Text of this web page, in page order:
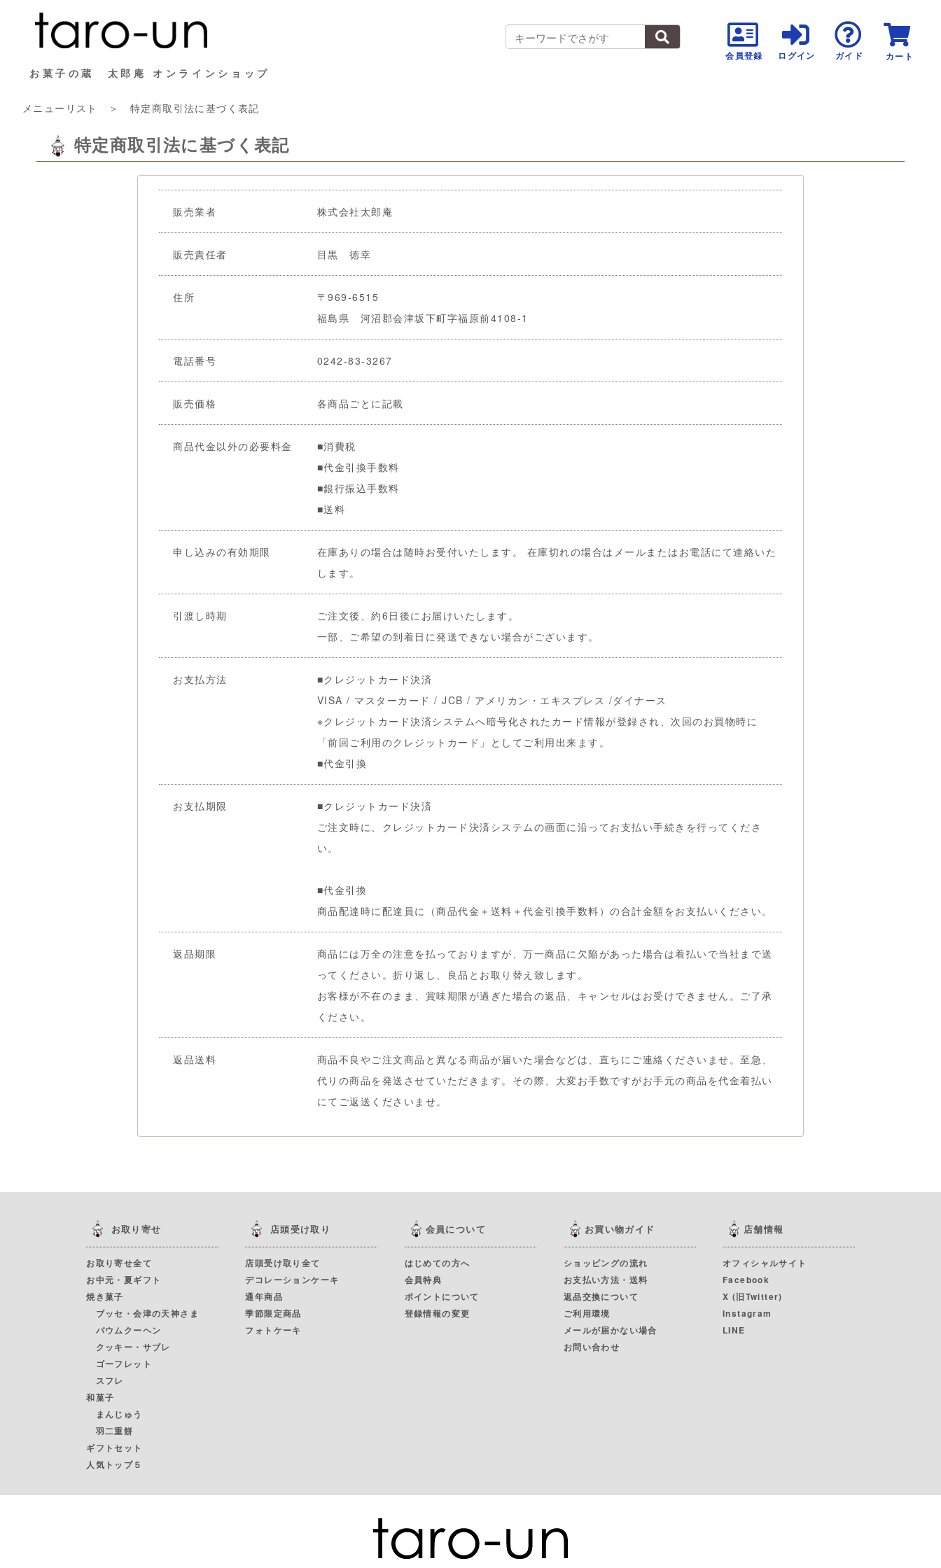
会員登録 ログイン ガイド カート
お菓子の蔵 太郎庵 オンラインショップ
メニューリスト ＞ 特定商取引法に基づく表記
特定商取引法に基づく表記
販売業者 株式会社太郎庵
販売責任者 目黒 徳幸
住所
〒969-6515
福島県 河沼郡会津坂下町字福原前4108-1
電話番号 0242-83-3267
販売価格 各商品ごとに記載
商品代金以外の必要料金
■消費税
■代金引換手数料
■銀行振込手数料
■送料
申し込みの有効期限
在庫ありの場合は随時お受付いたします。 在庫切れの場合はメールまたはお電話にて連絡いた
します。
引渡し時期
ご注文後、約6日後にお届けいたします。
一部、ご希望の到着日に発送できない場合がございます。
お支払方法
■クレジットカード決済
VISA / マスターカード / JCB / アメリカン・エキスプレス /ダイナース
※クレジットカード決済システムへ暗号化されたカード情報が登録され、次回のお買物時に
「前回ご利用のクレジットカード」としてご利用出来ます。
■代金引換
お支払期限
■クレジットカード決済
ご注文時に、クレジットカード決済システムの画面に沿ってお支払い手続きを行ってくださ
い。
■代金引換
商品配達時に配達員に（商品代金＋送料＋代金引換手数料）の合計金額をお支払いください。
返品期限
商品には万全の注意を払っておりますが、万一商品に欠陥があった場合は着払いで当社まで送
ってください。折り返し、良品とお取り替え致します。
お客様が不在のまま、賞味期限が過ぎた場合の返品、キャンセルはお受けできません。ご了承
ください。
返品送料
商品不良やご注文商品と異なる商品が届いた場合などは、直ちにご連絡くださいませ。至急、
代りの商品を発送させていただきます。その際、大変お手数ですがお手元の商品を代金着払い
にてご返送くださいませ。
お取り寄せ
お取り寄せ全て
お中元・夏ギフト
焼き菓子
ブッセ・会津の天神さま
バウムクーヘン
クッキー・サブレ
ゴーフレット
スフレ
和菓子
まんじゅう
羽二重餅
ギフトセット
人気トップ５
店頭受け取り
店頭受け取り全て
デコレーションケーキ
通年商品
季節限定商品
フォトケーキ
会員について
はじめての方へ
会員特典
ポイントについて
登録情報の変更
お買い物ガイド
ショッピングの流れ
お支払い方法・送料
返品交換について
ご利用環境
メールが届かない場合
お問い合わせ
店舗情報
オフィシャルサイト
Facebook
X (旧Twitter)
Instagram
LINE